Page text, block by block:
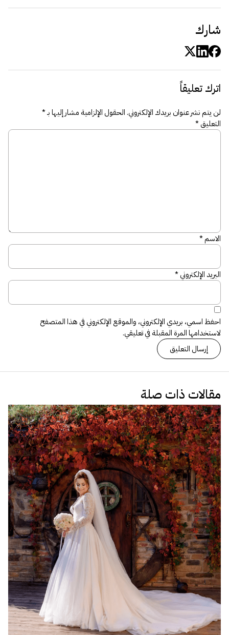
شارك
اترك تعليقاً
لن يتم نشر عنوان بريدك الإلكتروني.الحقول الإلزامية مشار إليها بـ*
التعليق*
الاسم*
البريد الإلكتروني*
احفظ اسمي، بريدي الإلكتروني، والموقع الإلكتروني في هذا المتصفح
لاستخدامها المرة المقبلة في تعليقي.
مقالات ذات صلة